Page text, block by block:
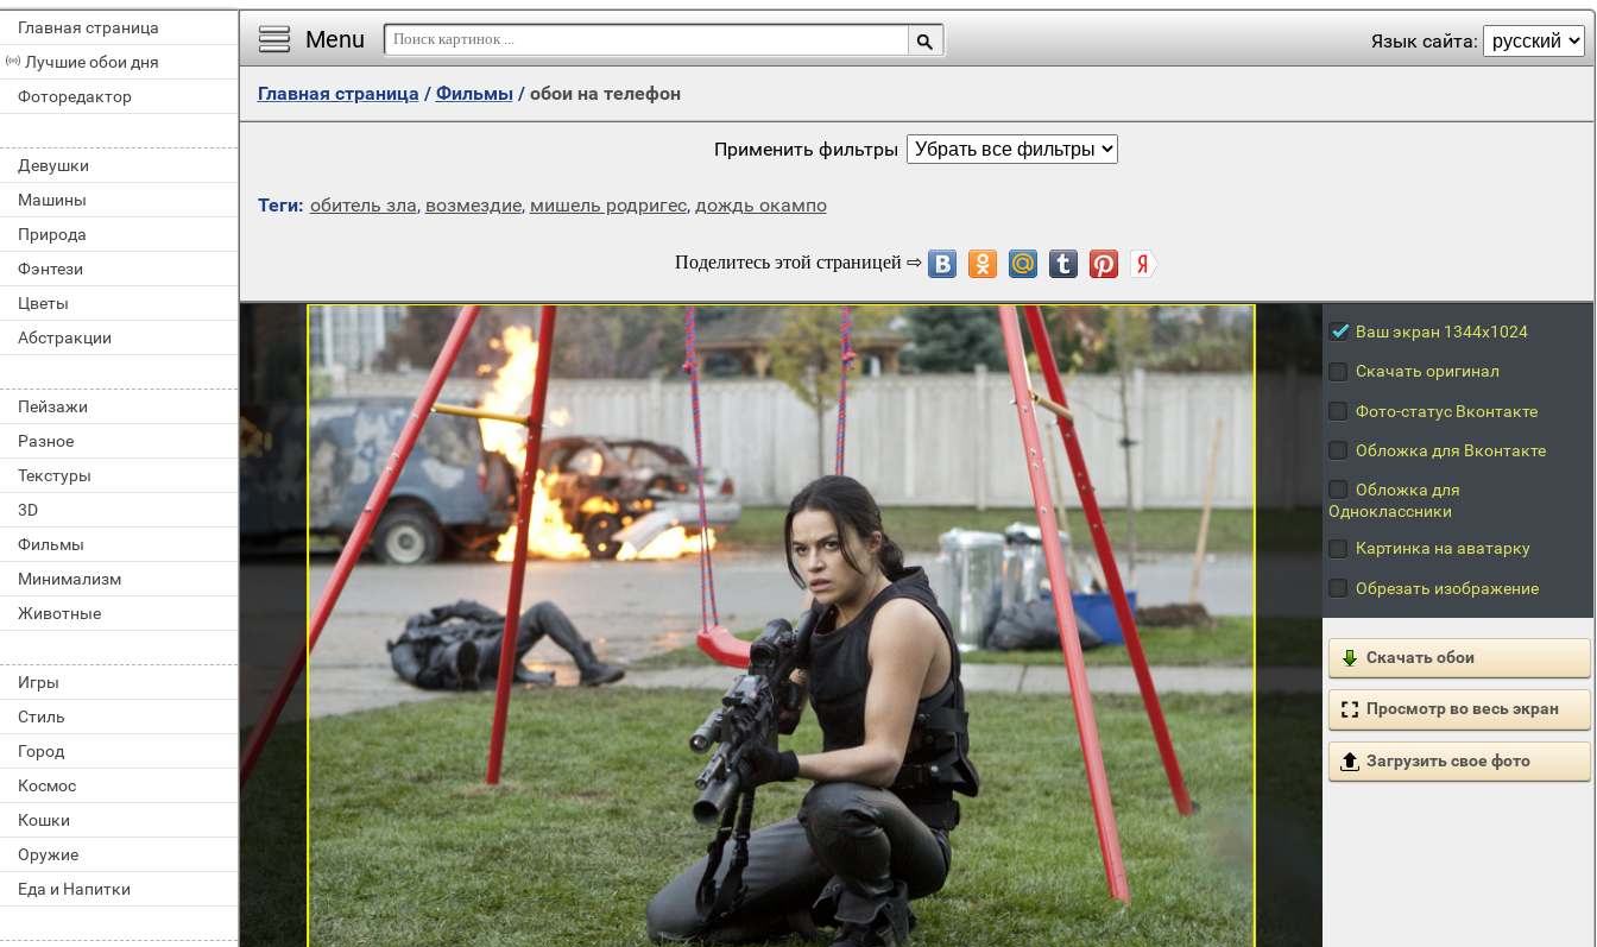
Главная страница
Лучшие обои дня
Фоторедактор
Девушки
Машины
Природа
Фэнтези
Цветы
Абстракции
Пейзажи
Разное
Текстуры
3D
Фильмы
Минимализм
Животные
Игры
Стиль
Город
Космос
Кошки
Оружие
Еда и Напитки
Menu Язык сайта:
Главная страница / Фильмы/ обои на телефон
Применить фильтры
Теги: обитель зла, возмездие, мишель родригес, дождь окампо
Ваш экран 1344x1024
Скачать оригинал
Фото-статус Вконтакте
Обложка для Вконтакте
Обложка для
Одноклассники
Картинка на аватарку
Обрезать изображение
Скачать обои
Просмотр во весь экран
Загрузить свое фото